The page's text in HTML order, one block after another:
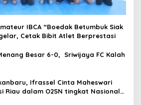
IBCA “Boedak Betumbuk Siak
Cetak Bibit Atlet Berprestasi
Besar 6-0, Sriwijaya FC Kalah
Ifrassel Cinta Maheswari
Riau dalam O2SN tingkat Nasional